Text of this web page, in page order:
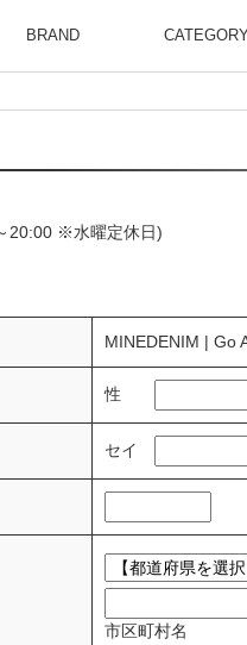
BRAND CATEGORY
20:00 ※水曜定休日)
MINEDENIM | Go
性
セイ
市区町村名